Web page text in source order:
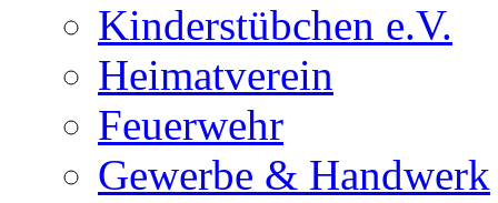
Kinderstübchen e.V.
Heimatverein
Feuerwehr
Gewerbe & Handwerk